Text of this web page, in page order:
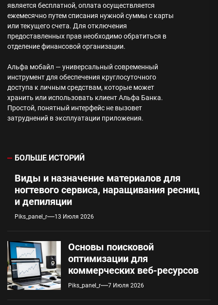
является бесплатной, оплата осуществляется
ежемесячно путем списания нужной суммы с карты
или текущего счета. Для отключения
предоставленных прав необходимо обратиться в
отделение финансовой организации.
Альфа мобайл — универсальный современный
инструмент для обеспечения круглосуточного
доступа к личным средствам, которые может
хранить или использовать клиент Альфа Банка.
Простой, понятный интерфейс не вызовет
затруднений в эксплуатации приложения.
БОЛЬШЕ ИСТОРИЙ
Виды и назначение материалов для
ногтевого сервиса, наращивания ресниц
и депиляции
Piks_panel_r 13 Июля 2026
Основы поисковой
оптимизации для
коммерческих веб-ресурсов
Piks_panel_r 7 Июля 2026